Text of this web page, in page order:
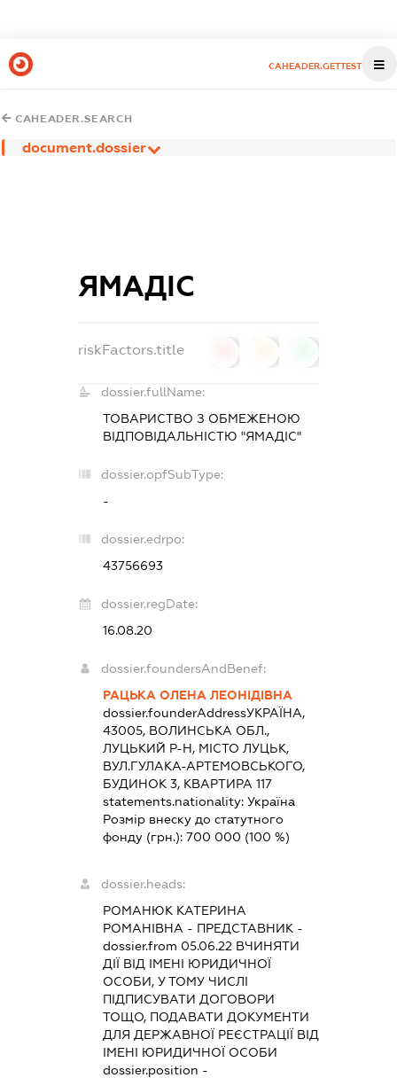
CAHEADER.GETTEST
CAHEADER.SEARCH
document.dossier
ЯМАДІС
riskFactors.title
dossier.fullName:
ТОВАРИСТВО З ОБМЕЖЕНОЮ
ВІДПОВІДАЛЬНІСТЮ "ЯМАДІС"
dossier.opfSubType:
-
dossier.edrpo:
43756693
dossier.regDate:
16.08.20
dossier.foundersAndBenef:
РАЦЬКА ОЛЕНА ЛЕОНІДІВНА
dossier.founderAddressУКРАЇНА,
43005, ВОЛИНСЬКА ОБЛ.,
ЛУЦЬКИЙ Р-Н, МІСТО ЛУЦЬК,
ВУЛ.ГУЛАКА-АРТЕМОВСЬКОГО,
БУДИНОК 3, КВАРТИРА 117
statements.nationality: Україна
Розмір внеску до статутного
фонду (грн.): 700 000 (100 %)
dossier.heads:
РОМАНЮК КАТЕРИНА
РОМАНІВНА - ПРЕДСТАВНИК -
dossier.from 05.06.22 ВЧИНЯТИ
ДІЇ ВІД ІМЕНІ ЮРИДИЧНОЇ
ОСОБИ, У ТОМУ ЧИСЛІ
ПІДПИСУВАТИ ДОГОВОРИ
ТОЩО, ПОДАВАТИ ДОКУМЕНТИ
ДЛЯ ДЕРЖАВНОЇ РЕЄСТРАЦІЇ ВІД
ІМЕНІ ЮРИДИЧНОЇ ОСОБИ
dossier.position -